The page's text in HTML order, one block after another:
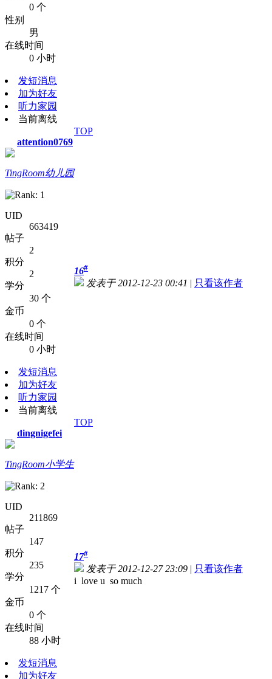
0 个
性别
男
在线时间
0 小时
发短消息
加为好友
听力家园
当前离线
TOP
attention0769
TingRoom幼儿园
UID
663419
帖子
2
积分
2
学分
30 个
金币
0 个
在线时间
0 小时
发短消息
加为好友
听力家园
当前离线
16#
发表于 2012-12-23 00:41 | 只看该作者
TOP
dingnigefei
TingRoom小学生
UID
211869
帖子
147
积分
235
学分
1217 个
金币
0 个
在线时间
88 小时
发短消息
加为好友
17#
发表于 2012-12-27 23:09 | 只看该作者
i love u so much